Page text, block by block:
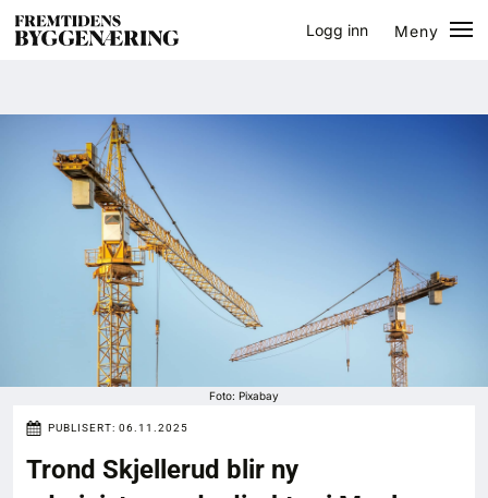
Logg inn
Meny
Eventer
Prosjekter
Bygg-guiden
Bygg Foto: Pixabay
PUBLISERT: 06.11.2025
Trond Skjellerud blir ny